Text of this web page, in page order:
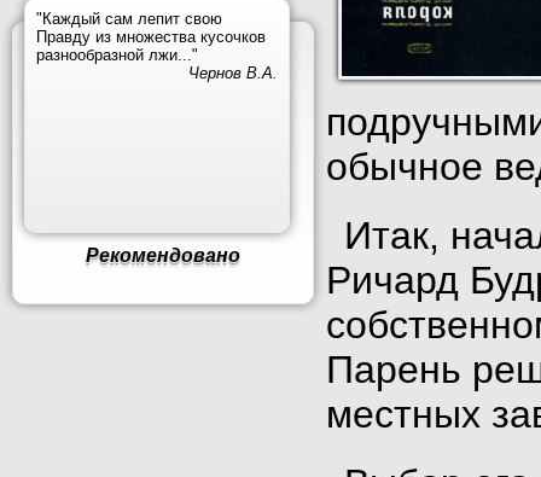
"Каждый сам лепит свою
Правду из множества кусочков
разнообразной лжи..."
Чернов В.А.
Рекомендовано
обычное
Итак,
Ричард
Парень
местных